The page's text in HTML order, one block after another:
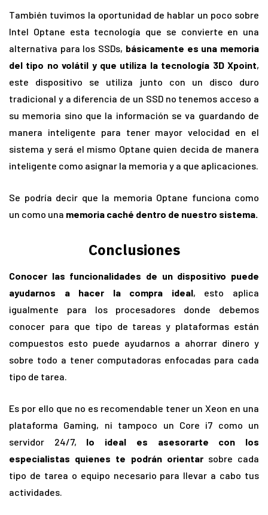
También tuvimos la oportunidad de hablar un poco sobre
Intel Optane esta tecnología que se convierte en una
alternativa para los SSDs, básicamente es una memoria
del tipo no volátil y que utiliza la tecnología 3D Xpoint,
este dispositivo se utiliza junto con un disco duro
tradicional y a diferencia de un SSD no tenemos acceso a
su memoria sino que la información se va guardando de
manera inteligente para tener mayor velocidad en el
sistema y será el mismo Optane quien decida de manera
inteligente como asignar la memoria y a que aplicaciones.
Se podría decir que la memoria Optane funciona como
un como una memoria caché dentro de nuestro sistema.
Conclusiones
Conocer las funcionalidades de un dispositivo puede
ayudarnos a hacer la compra ideal, esto aplica
igualmente para los procesadores donde debemos
conocer para que tipo de tareas y plataformas están
compuestos esto puede ayudarnos a ahorrar dinero y
sobre todo a tener computadoras enfocadas para cada
tipo de tarea.
Es por ello que no es recomendable tener un Xeon en una
plataforma Gaming, ni tampoco un Core i7 como un
servidor 24/7, lo ideal es asesorarte con los
especialistas quienes te podrán orientarsobre cada
tipo de tarea o equipo necesario para llevar a cabo tus
actividades.